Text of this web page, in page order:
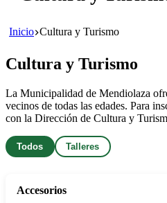
Inicio Cultura y Turismo
Cultura y Turismo
La Municipalidad de Mendiolaza
vecinos de todas las edades. Para
con la Dirección de Cultura y
Todos Talleres
Accesorios